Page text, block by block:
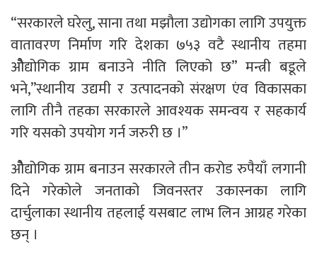
“सरकारले घरेलु, साना तथा मझौला उद्योगका लागि उपयुक्त
वातावरण निर्माण गरि देशका ७५३ वटै स्थानीय तहमा
ओैद्योगिक ग्राम बनाउने नीति लिएको छ” मन्त्री बडूले
भने,”स्थानीय उद्यमी र उत्पादनको संरक्षण एंव विकासका
लागि तीनै तहका सरकारले आवश्यक समन्वय र सहकार्य
गरि यसको उपयोग गर्न जरुरी छ ।”
ओैद्योगिक ग्राम बनाउन सरकारले तीन करोड रुपैयाँ लगानी
दिने गरेकोले जनताको जिवनस्तर उकास्नका लागि
दार्चुलाका स्थानीय तहलाई यसबाट लाभ लिन आग्रह गरेका
छन् ।